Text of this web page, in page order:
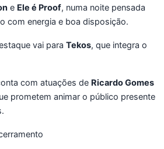
e Ele é Proof, numa noite pensada
com energia e boa disposição.
vai para Tekos, que integra o
com atuações de Ricardo Gomes
prometem animar o público presente